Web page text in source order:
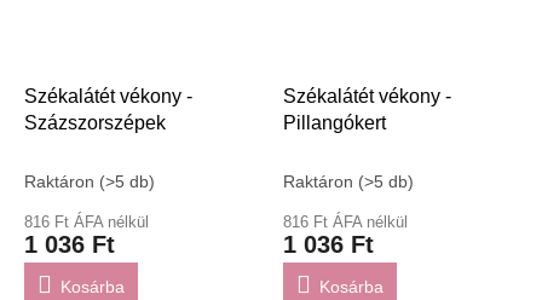
Székalátét vékony -
Százszorszépek
Raktáron (>5 db)
816 Ft ÁFA nélkül
1 036 Ft
Kosárba
Székalátét vékony -
Pillangókert
Raktáron (>5 db)
816 Ft ÁFA nélkül
1 036 Ft
Kosárba